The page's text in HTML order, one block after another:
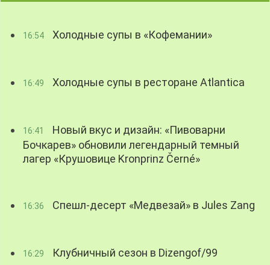
16:54 Холодные супы в «Кофемании»
16:49 Холодные супы в ресторане Atlantica
16:41
Новый вкус и дизайн: «Пивоварни
Бочкарев» обновили легендарный темный
лагер «Крушовице Kronprinz Černé»
16:36 Спешл-десерт «Медвезай» в Jules Zang
16:29 Клубничный сезон в Dizengof/99